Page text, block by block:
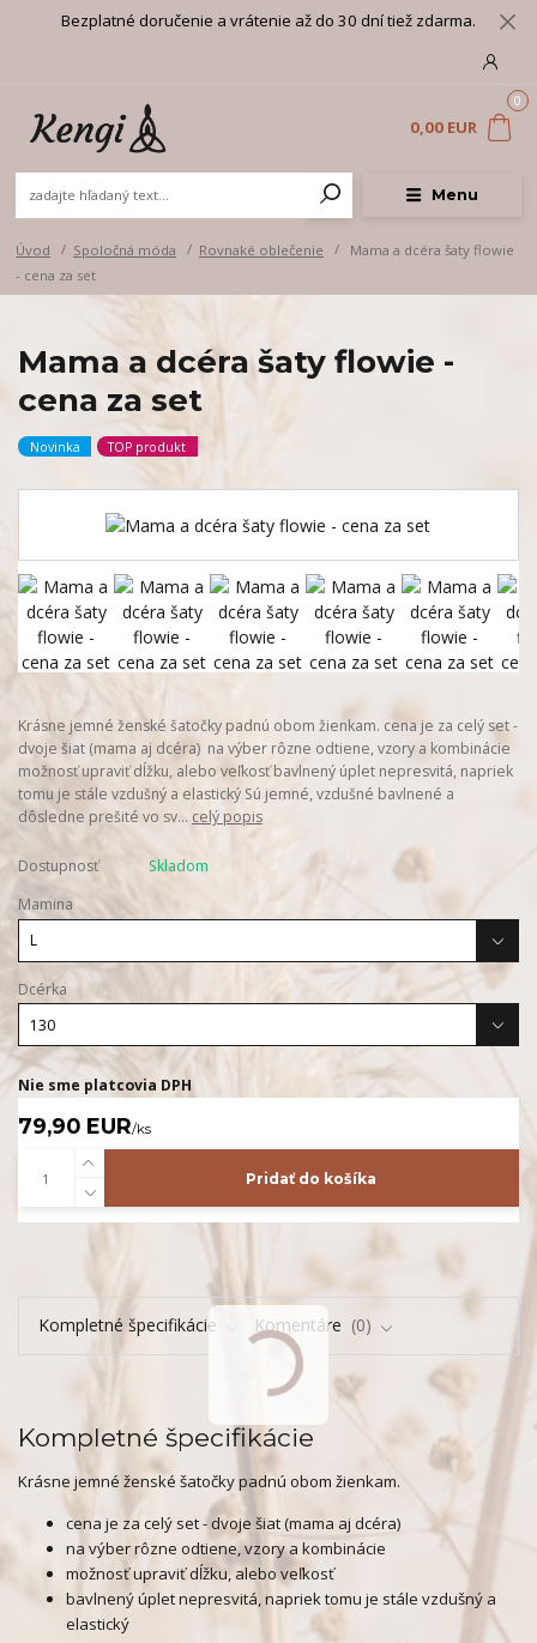
Bezplatné doručenie a vrátenie až do 30 dní tiež zdarma.
Menu
0
0,00 EUR
Úvod Spoločná móda Rovnaké oblečenie
Mama a dcéra šaty flowie
- cena za set
Mama a dcéra šaty flowie -
cena za set
Novinka TOP produkt
Krásne jemné ženské šatočky padnú obom žienkam. cena je za celý set -
dvoje šiat (mama aj dcéra) na výber rôzne odtiene, vzory a kombinácie
možnosť upraviť dĺžku, alebo veľkosť bavlnený úplet nepresvitá, napriek
tomu je stále vzdušný a elastický Sú jemné, vzdušné bavlnené a
dôsledne prešité vo sv... celý popis
Dostupnosť
Skladom
Mamina
Dcérka
Nie sme platcovia DPH
79,90 EUR/ks
Pridať do košíka
Kompletné špecifikácie Komentáre 0
Kompletné špecifikácie
Krásne jemné ženské šatočky padnú obom žienkam.
cena je za celý set - dvoje šiat (mama aj dcéra)
na výber rôzne odtiene, vzory a kombinácie
možnosť upraviť dĺžku, alebo veľkosť
bavlnený úplet nepresvitá, napriek tomu je stále vzdušný a
elastický